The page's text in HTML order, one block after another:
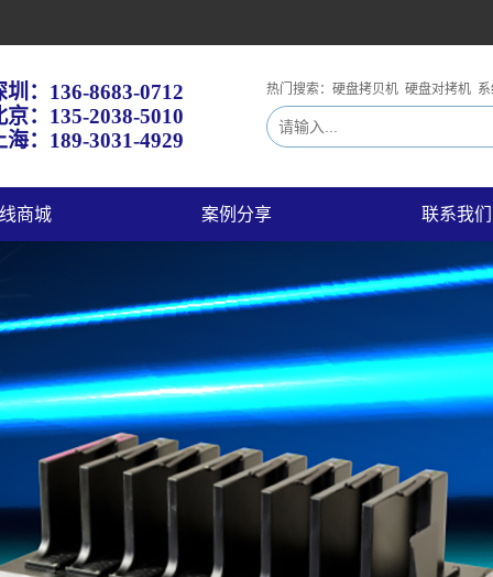
热门搜索：硬盘拷贝机 硬盘对拷机 系
圳： 136-8683-0712
京： 135-2038-5010
海：189-3031-4929
商城 案例分享 联系我们